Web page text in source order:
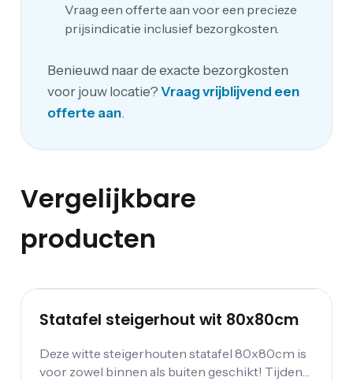
Vraag een offerte aan voor een precieze
prijsindicatie inclusief bezorgkosten.
Benieuwd naar de exacte bezorgkosten
voor jouw locatie?Vraag vrijblijvend een
offerte aan.
Vergelijkbare
producten
Statafel steigerhout wit 80x80cm
Deze witte steigerhouten statafel 80x80cm is
voor zowel binnen als buiten geschikt! Tijdens